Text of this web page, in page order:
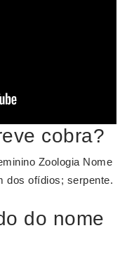
cobra?
Zoologia Nome
dos ofídios; serpente.
do nome